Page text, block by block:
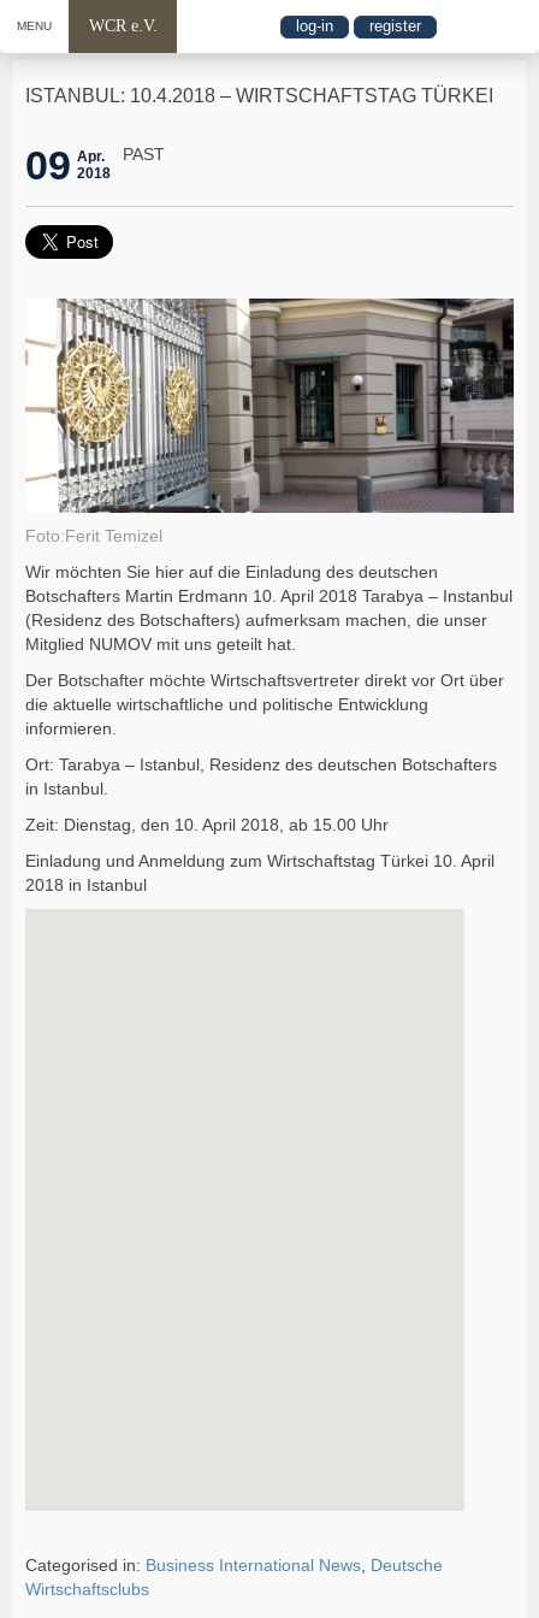
MENU WCR e.V. log-in register
ISTANBUL: 10.4.2018 – WIRTSCHAFTSTAG TÜRKEI
09 Apr.
2018
PAST
Foto:Ferit Temizel
Wir möchten Sie hier auf die Einladung des deutschen
Botschafters Martin Erdmann 10. April 2018 Tarabya – Instanbul
(Residenz des Botschafters) aufmerksam machen, die unser
Mitglied NUMOV mit uns geteilt hat.
Der Botschafter möchte Wirtschaftsvertreter direkt vor Ort über
die aktuelle wirtschaftliche und politische Entwicklung
informieren.
Ort: Tarabya – Istanbul, Residenz des deutschen Botschafters
in Istanbul.
Zeit: Dienstag, den 10. April 2018, ab 15.00 Uhr
Einladung und Anmeldung zum Wirtschaftstag Türkei 10. April
2018 in Istanbul
Categorised in: Business International News Deutsche
Wirtschaftsclubs